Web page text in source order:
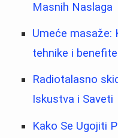
Masnih Naslaga
Umeće masaže:
tehnike i
Radiotalasno
Iskustva i Saveti
Kako Se Ugojiti